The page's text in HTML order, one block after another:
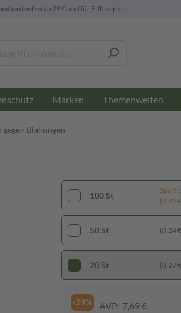
ab 29 € und für E-Rezepte
Marken Themenwelten
gegen Blähungen
100 St
(0,21
50 St (0,24
20 St (0,27
-29% AVP: 7,69 €